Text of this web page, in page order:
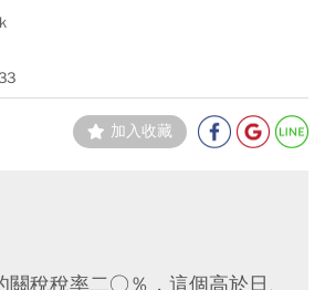
加入收藏
關稅稅率二○％，這個高於日、